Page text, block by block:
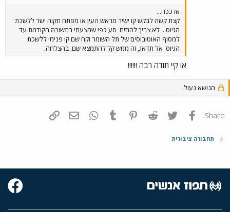
אז ככה...
קצת קשה לבקש קו ישיר מראש העין או מפתח תקוה ישר ללשכת
הגיוס... לא צריך להגזים סע כפי שהצעתי בתשובה הקודמת עד
למסוף האוטובוסים של תל השומר וקח שם קו פנימי ללשכת
הגיוס. אל תדאג, זה ממש קל להתמצא שם. בהצלחה.
או קיי תודה רבה !!!!!!
הנושא נעול.
Share: פייסבוק Twitter
Reddit
Pinterest
Tumblr
WhatsAppדואר אלקטרוני
תחבורה ציבורית